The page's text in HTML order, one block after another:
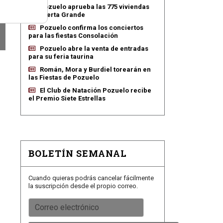
Pozuelo aprueba las 775 viviendas
de Huerta Grande
Pozuelo confirma los conciertos
para las fiestas Consolación
Pozuelo abre la venta de entradas
para su feria taurina
Román, Mora y Burdiel torearán en
las Fiestas de Pozuelo
El Club de Natación Pozuelo recibe
el Premio Siete Estrellas
BOLETÍN SEMANAL
Cuando quieras podrás cancelar fácilmente
la suscripción desde el propio correo.